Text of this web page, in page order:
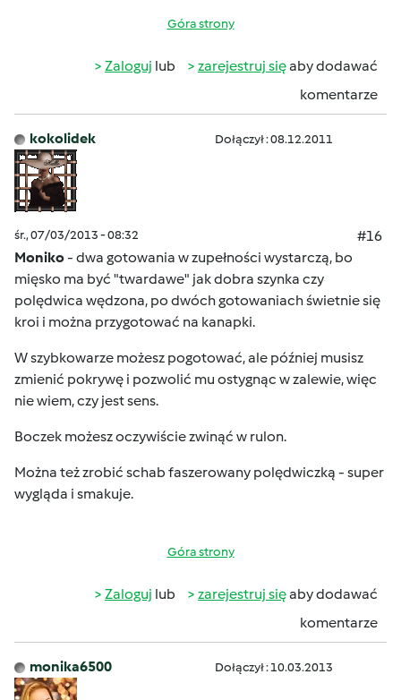
Góra strony
Zaloguj lub zarejestruj sięaby dodawać
komentarze
kokolidek Dołączył : 08.12.2011
śr., 07/03/2013 - 08:32
#16
Moniko- dwa gotowania w zupełności wystarczą, bo
mięsko ma być "twardawe" jak dobra szynka czy
polędwica wędzona, po dwóch gotowaniach świetnie się
kroi i można przygotować na kanapki.
W szybkowarze możesz pogotować, ale później musisz
zmienić pokrywę i pozwolić mu ostygnąc w zalewie, więc
nie wiem, czy jest sens.
Boczek możesz oczywiście zwinąć w rulon.
Można też zrobić schab faszerowany polędwiczką - super
wygląda i smakuje.
Góra strony
Zaloguj lub zarejestruj sięaby dodawać
komentarze
monika6500 Dołączył : 10.03.2013